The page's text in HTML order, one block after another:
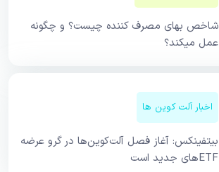
شاخص بهای مصرف کننده چیست؟ و چگونه
عمل میکند؟
اخبار آلت کوین ها
بیتفینکس: آغاز فصل آلت‌کوین‌ها در گرو عرضه
ETFهای جدید است